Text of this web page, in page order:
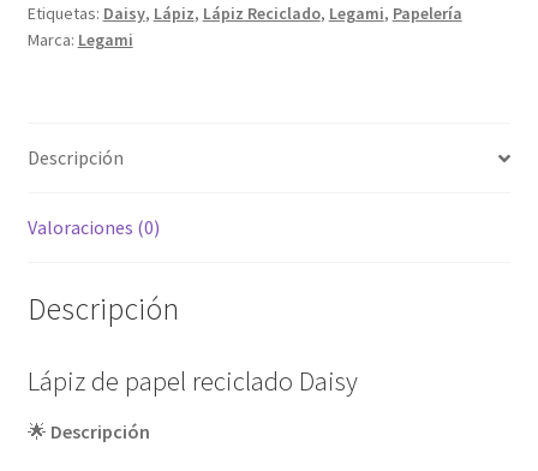
Etiquetas: Daisy, Lápiz, Lápiz Reciclado, Legami, Papelería
Marca: Legami
Descripción
Valoraciones (0)
Descripción
Lápiz de papel reciclado Daisy
🌟 Descripción